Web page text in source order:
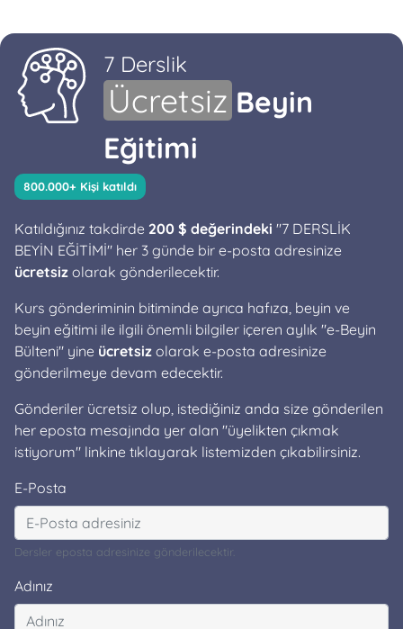
7 Derslik
Ücretsiz Beyin
Eğitimi
800.000+ Kişi katıldı
Katıldığınız takdirde 200 $ değerindeki "7 DERSLİK
BEYİN EĞİTİMİ" her 3 günde bir e-posta adresinize
ücretsiz olarak gönderilecektir.
Kurs gönderiminin bitiminde ayrıca hafıza, beyin ve
beyin eğitimi ile ilgili önemli bilgiler içeren aylık "e-Beyin
Bülteni" yine ücretsiz olarak e-posta adresinize
gönderilmeye devam edecektir.
Gönderiler ücretsiz olup, istediğiniz anda size gönderilen
her eposta mesajında yer alan "üyelikten çıkmak
istiyorum" linkine tıklayarak listemizden çıkabilirsiniz.
E-Posta
Dersler eposta adresinize gönderilecektir.
Adınız